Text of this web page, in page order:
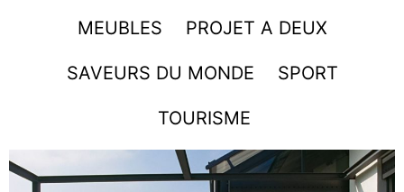
MEUBLES PROJET A DEUX
SAVEURS DU MONDE SPORT
TOURISME